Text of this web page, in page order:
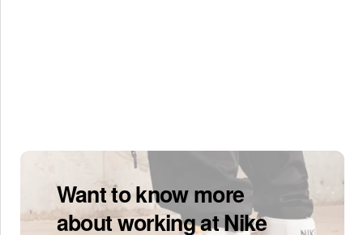
Want to know more
about working at Nike